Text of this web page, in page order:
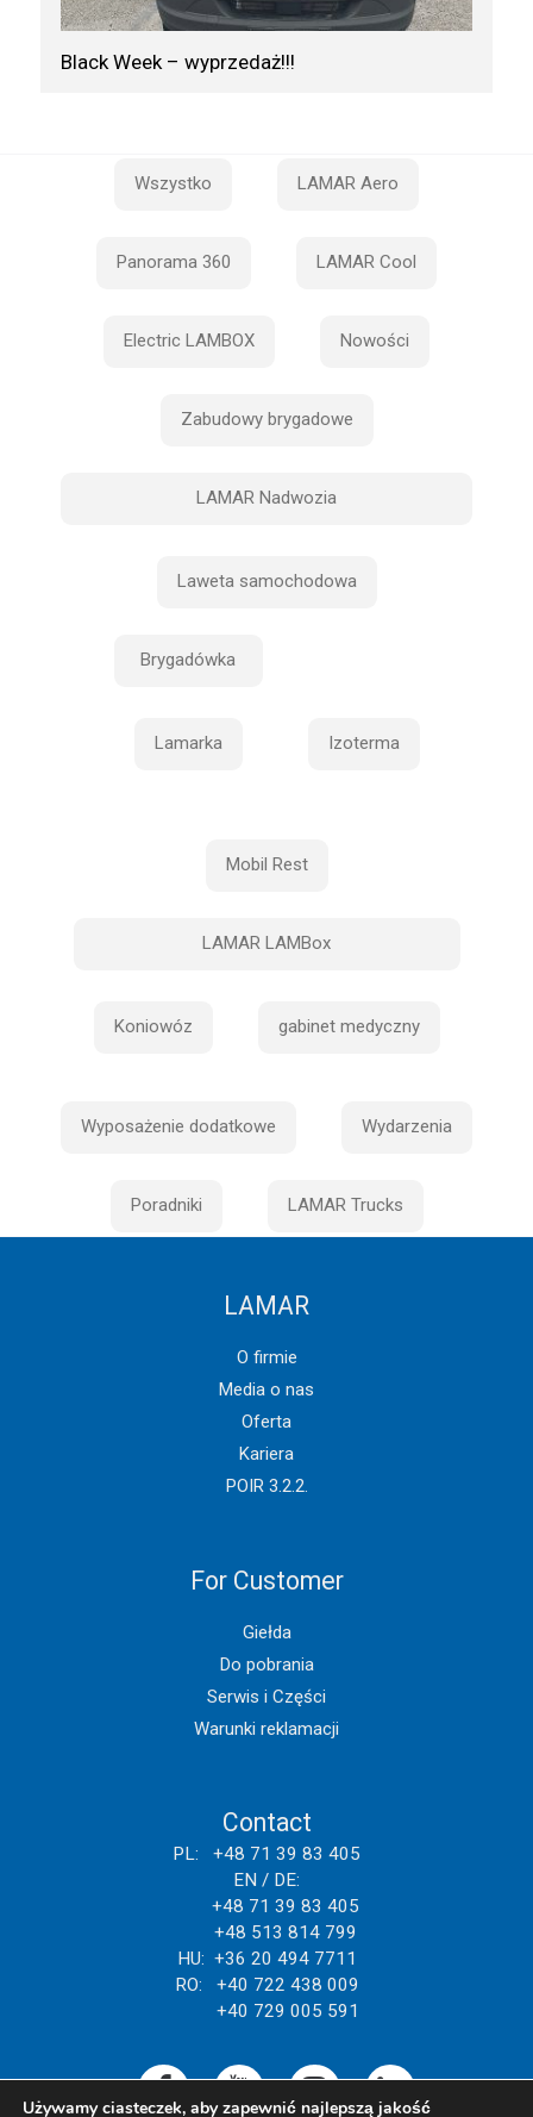
Black Week – wyprzedaż!!!
Wszystko LAMAR Aero
Panorama 360 LAMAR Cool
Electric LAMBOX Nowości
Zabudowy brygadowe
LAMAR Nadwozia
Laweta samochodowa
Brygadówka
Lamarka Izoterma
Mobil Rest
LAMAR LAMBox
Koniowóz gabinet medyczny
Wyposażenie dodatkowe Wydarzenia
Poradniki LAMAR Trucks
LAMAR
O firmie
Media o nas
Oferta
Kariera
POIR 3.2.2.
For Customer
Giełda
Do pobrania
Serwis i Części
Warunki reklamacji
Contact
PL: +48 71 39 83 405
EN / DE:
+48 71 39 83 405
+48 513 814 799
HU: +36 20 494 7711
RO: +40 722 438 009
+40 729 005 591
Używamy ciasteczek, aby zapewnić najlepszą jakość